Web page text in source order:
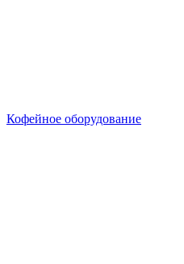
Кофейное оборудование